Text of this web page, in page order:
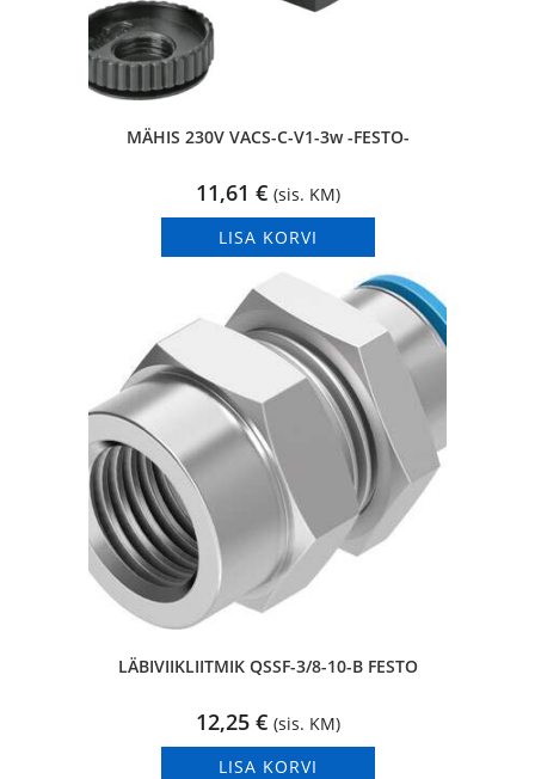
MÄHIS 230V VACS-C-V1-3w -FESTO-
11,61 € (sis. KM)
LISA KORVI
LÄBIVIIKLIITMIK QSSF-3/8-10-B FESTO
12,25 € (sis. KM)
LISA KORVI